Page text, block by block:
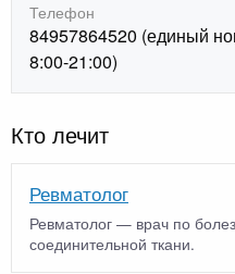
Телефон
84957864520 (единый
8:00-21:00)
Кто лечит
Ревматолог
Ревматолог — врач по
соединительной ткани.